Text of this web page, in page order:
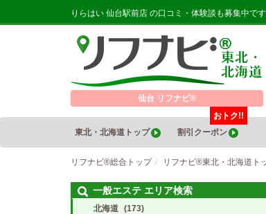
りらはい 仙台駅前店 の口コミ・体験談も募集中で
仙台 リフナビ®
東北・北海道トップ 割引クーポン
おトク!!
リフナビ®総合トップ リフナビ®東北・北海道ト
一般エステ エリア検索
北海道 (173)